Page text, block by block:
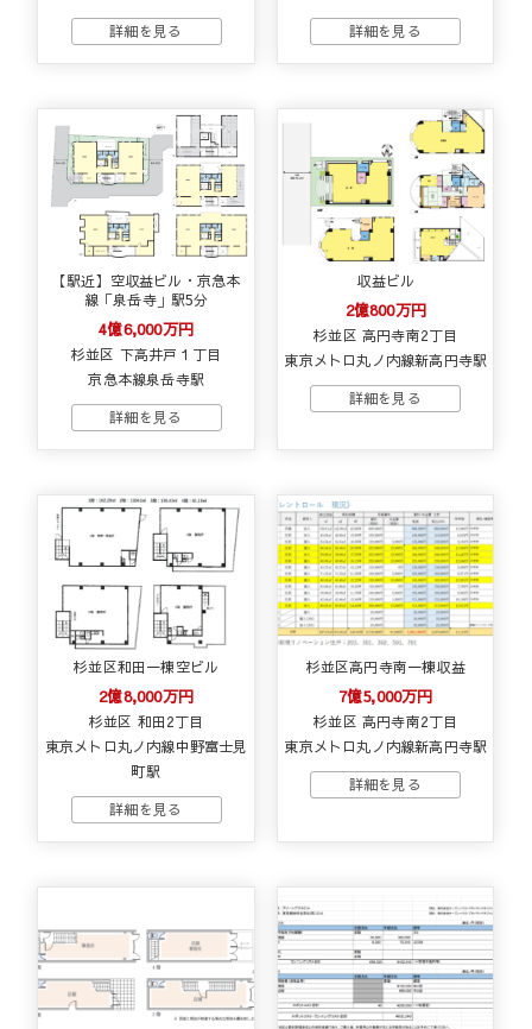
【駅近】空収益ビル・京急本
線「泉岳寺」駅5分
4億6,000万円
杉並区 下高井戸１丁目
京急本線泉岳寺駅
収益ビル
2億800万円
杉並区 高円寺南2丁目
東京メトロ丸ノ内線新高円寺駅
杉並区和田一棟空ビル
2億8,000万円
杉並区 和田2丁目
東京メトロ丸ノ内線中野富士見
町駅
杉並区高円寺南一棟収益
7億5,000万円
杉並区 高円寺南2丁目
東京メトロ丸ノ内線新高円寺駅